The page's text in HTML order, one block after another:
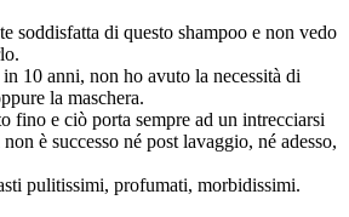
soddisfatta di questo shampoo e non vedo
10 anni, non ho avuto la necessità di
la maschera.
fino e ciò porta sempre ad un intrecciarsi
è successo né post lavaggio, né adesso,
pulitissimi, profumati, morbidissimi.